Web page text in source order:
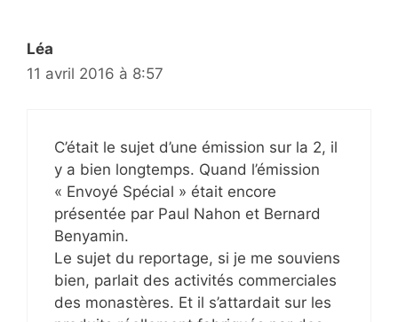
Léa
11 avril 2016 à 8:57
C’était le sujet d’une émission sur la 2, il
y a bien longtemps. Quand l’émission
« Envoyé Spécial » était encore
présentée par Paul Nahon et Bernard
Benyamin.
Le sujet du reportage, si je me souviens
bien, parlait des activités commerciales
des monastères. Et il s’attardait sur les